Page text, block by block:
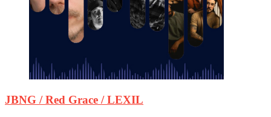
JBNG / Red Grace / LEXIL